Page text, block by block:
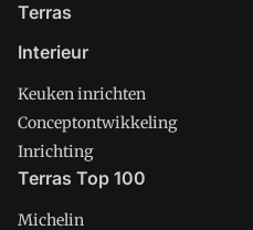
Terras
Interieur
Keuken inrichten
Conceptontwikkeling
Inrichting
Terras Top 100
Michelin